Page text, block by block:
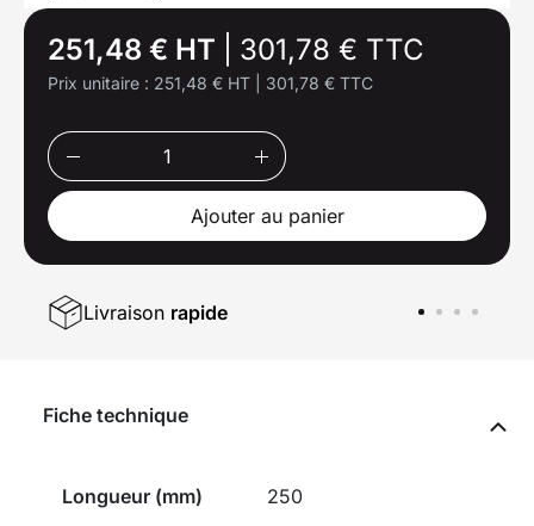
251,48 € HT 301,78 € TTC
Prix unitaire : 251,48 € HT 301,78 € TTC
Ajouter au panier
Livraison rapide
Fiche technique
Longueur (mm) 250